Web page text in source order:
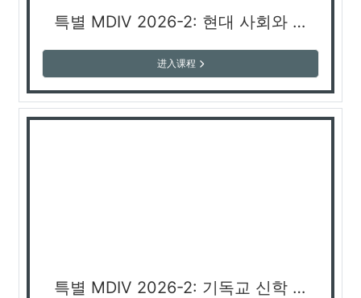
특별 MDIV 2026-2: 현대 사회와 기독교 리더십 (박성훈 교수)
进入课程
특별 MDIV 2026-2: 기독교 신학 개론 3 (김종구 교수)